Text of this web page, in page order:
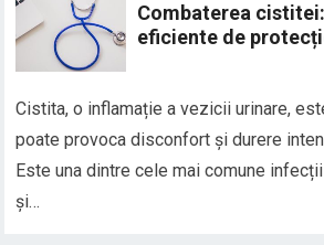
Combaterea
eficiente de
Cistita, o inflamație a vezicii urinare,
poate provoca disconfort și durere
Este una dintre cele mai comune
și…